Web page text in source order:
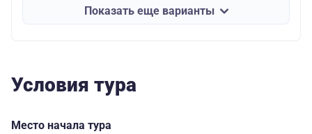
Показать еще варианты
Условия тура
Место начала тура